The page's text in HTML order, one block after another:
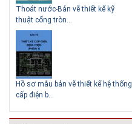
Thiết kế nhà siêu nhỏ độc đáo
Thoát nước-Bản vẽ thiết kế kỹ
thuật cống tròn...
Hồ sơ mẫu bản vẽ thiết kế hệ thống
cấp điện b...